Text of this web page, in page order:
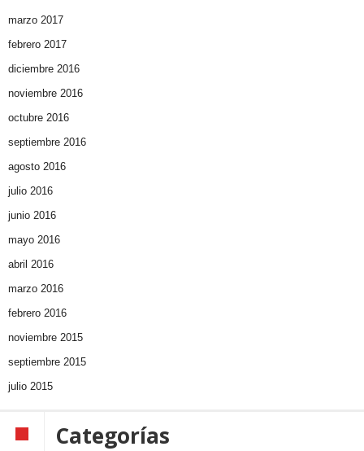
marzo 2017
febrero 2017
diciembre 2016
noviembre 2016
octubre 2016
septiembre 2016
agosto 2016
julio 2016
junio 2016
mayo 2016
abril 2016
marzo 2016
febrero 2016
noviembre 2015
septiembre 2015
julio 2015
Categorías